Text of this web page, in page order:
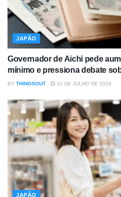
JAPÃO
Governador de Aichi pede
mínimo e pressiona debate
BY THINGSOUT 31 DE JULHO DE 2026
JAPÃO